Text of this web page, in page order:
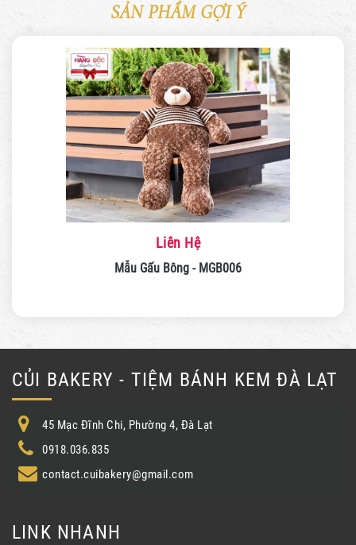
SẢN PHẨM GỢI Ý
Liên Hệ
Mẫu Gấu Bông - MGB006
CỦI BAKERY - TIỆM BÁNH KEM ĐÀ LẠT
45 Mạc Đĩnh Chi, Phường 4, Đà Lạt
0918.036.835
contact.cuibakery@gmail.com
LINK NHANH